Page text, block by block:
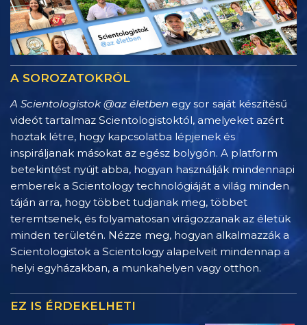
A SOROZATOKRÓL
A Scientologistok @az életben egy sor saját készítésű
videót tartalmaz Scientologistoktól, amelyeket azért
hoztak létre, hogy kapcsolatba lépjenek és
inspiráljanak másokat az egész bolygón. A platform
betekintést nyújt abba, hogyan használják mindennapi
emberek a Scientology technológiáját a világ minden
táján arra, hogy többet tudjanak meg, többet
teremtsenek, és folyamatosan virágozzanak az életük
minden területén. Nézze meg, hogyan alkalmazzák a
Scientologistok a Scientology alapelveit mindennap a
helyi egyházakban, a munkahelyen vagy otthon.
EZ IS ÉRDEKELHETI